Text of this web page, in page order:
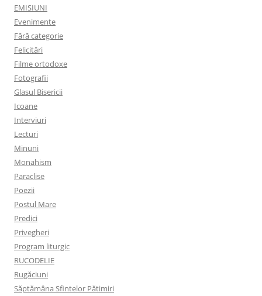
EMISIUNI
Evenimente
Fără categorie
Felicitări
Filme ortodoxe
Fotografii
Glasul Bisericii
Icoane
Interviuri
Lecturi
Minuni
Monahism
Paraclise
Poezii
Postul Mare
Predici
Privegheri
Program liturgic
RUCODELIE
Rugăciuni
Săptămâna Sfintelor Pătimiri